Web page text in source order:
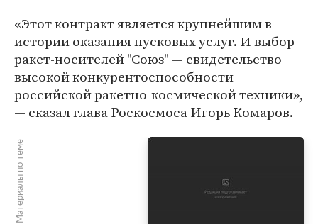
«Этот контракт является крупнейшим в
истории оказания пусковых услуг. И выбор
ракет-носителей "Союз" — свидетельство
высокой конкурентоспособности
российской ракетно-космической техники»,
— сказал глава Роскосмоса Игорь Комаров.
Материалы по теме